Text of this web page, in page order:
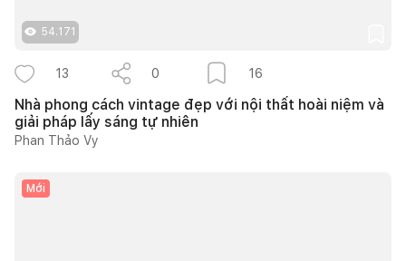
54.171
13 0 16
Nhà phong cách vintage đẹp với nội thất hoài niệm và
giải pháp lấy sáng tự nhiên
Phan Thảo Vy
Mới